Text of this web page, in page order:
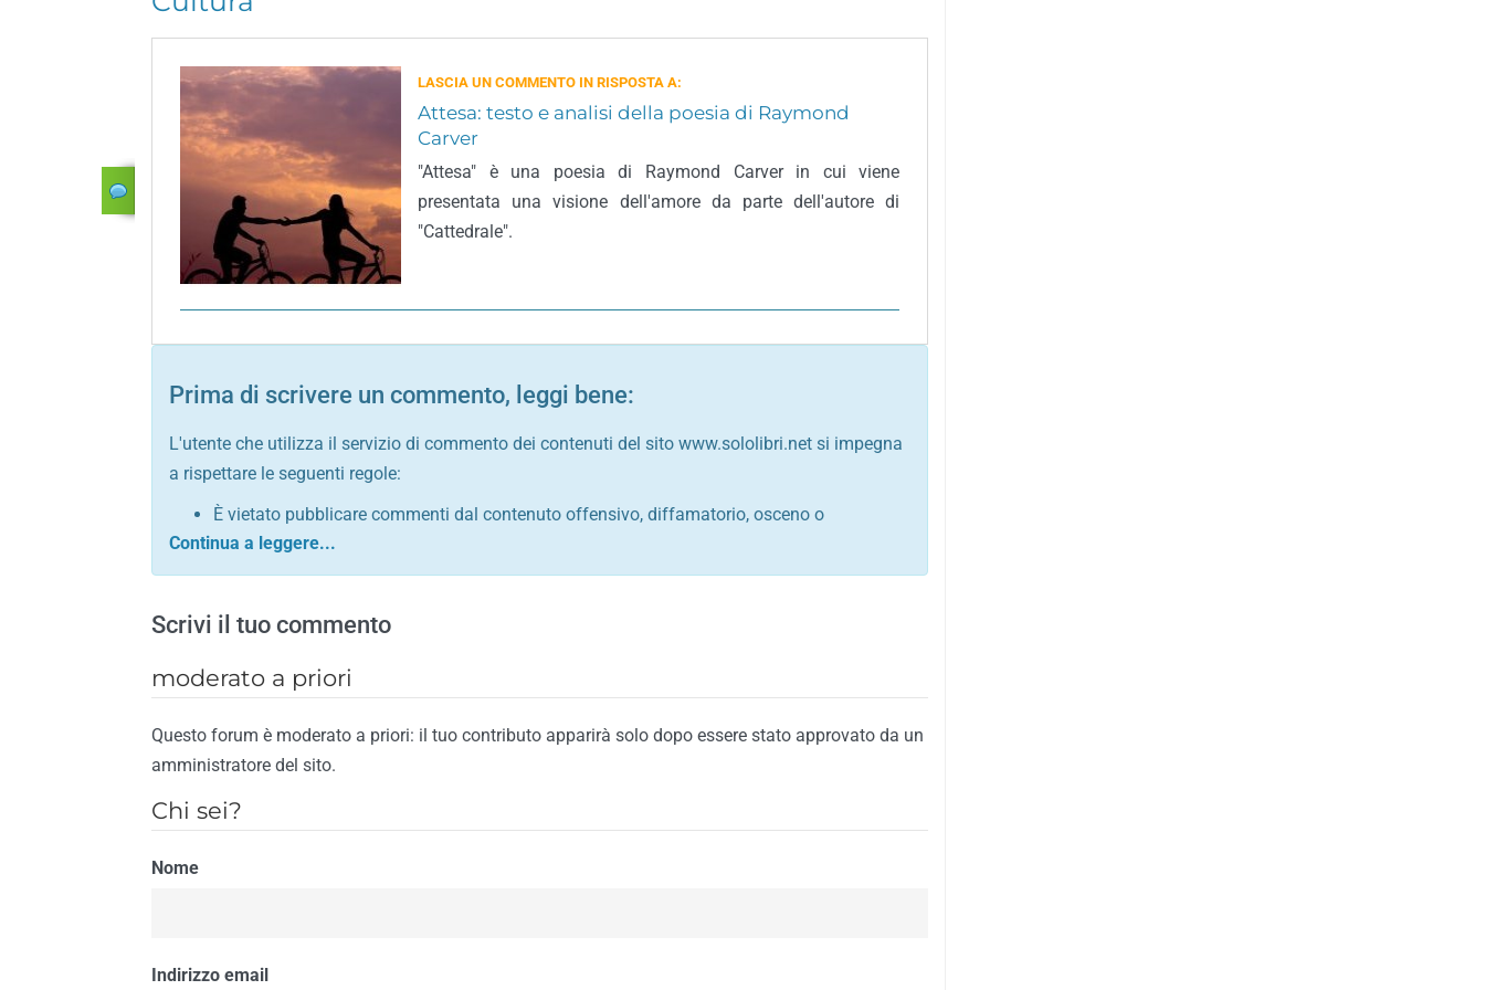
LASCIA UN COMMENTO IN RISPOSTA A:
Attesa: testo e analisi della poesia di Raymond
Carver
"Attesa" è una poesia di Raymond Carver in cui viene
presentata una visione dell'amore da parte dell'autore di
"Cattedrale".
Prima di scrivere un commento, leggi bene:
L'utente che utilizza il servizio di commento dei contenuti del sito www.sololibri.net si impegna
a rispettare le seguenti regole:
È vietato pubblicare commenti dal contenuto offensivo, diffamatorio, osceno o
comunque contrario alle leggi dello Stato italiano e di quelle internazionali
Sono vietati commenti in tono sacrilego, sarcastico, denigratorio e sbeffeggiatorio
È vietato pubblicare commenti contrari al rispetto dell'ordine pubblico
È vietato pubblicare commenti lesivi della privacy di qualsiasi cittadino
È vietato pubblicare commenti razzisti nei confronti di qualsiasi razza, popolo, cultura,
religione
È vietato pubblicare commenti contrari al rispetto del buon costume o contenenti
È vietato pubblicare commenti inerenti propaganda politica, di partito o di fazione, che
Il riscontro della violazione anche di una sola delle regole precedenti comporterà la non
Scrivi il tuo commento
moderato a priori
Questo forum è moderato a priori: il tuo contributo apparirà solo dopo essere stato approvato da un
amministratore del sito.
Chi sei?
Nome
Indirizzo email